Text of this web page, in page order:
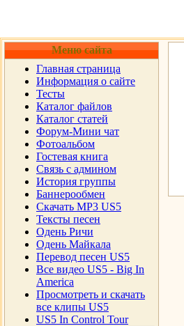
Меню сайта
Главная страница
Информация о сайте
Тесты
Каталог файлов
Каталог статей
Форум-Мини чат
Фотоальбом
Гостевая книга
Cвязь с админом
История группы
Баннерообмен
Скачать MP3 US5
Тексты песен
Одень Ричи
Одень Майкала
Перевод песен US5
Все видео US5 - Big In
America
Просмотреть и скачать
все клипы US5
US5 In Control Tour